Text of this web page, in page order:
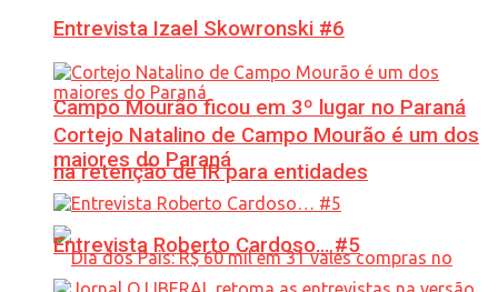
Campo Mourão ficou em 3º lugar no Paraná
na retenção de IR para entidades
Entrevista Izael Skowronski #6
Cortejo Natalino de Campo Mourão é um dos
maiores do Paraná
Entrevista Roberto Cardoso… #5